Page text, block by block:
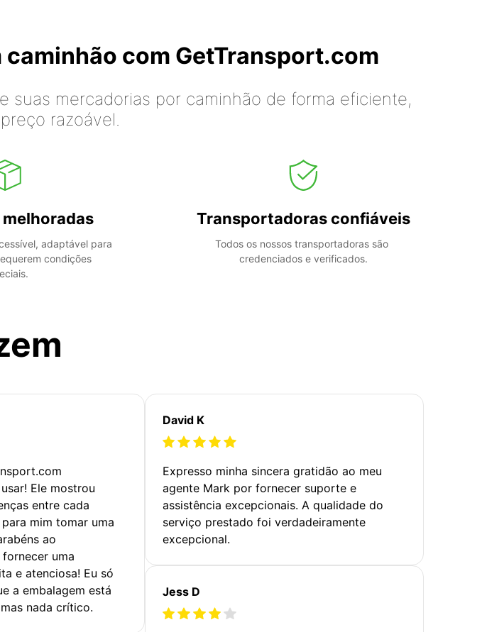
com GetTransport.com
mercadorias por caminhão de forma eficiente,
razoável.
adaptável para
condições
Transportadoras confiáveis
Todos os nossos transportadoras são
credenciados e verificados.
Ele mostrou
entre cada
mim tomar uma
ao
uma
e atenciosa! Eu só
a embalagem está
nada crítico.
David K
Expresso minha sincera gratidão ao meu
agente Mark por fornecer suporte e
assistência excepcionais. A qualidade do
serviço prestado foi verdadeiramente
excepcional.
Jess D